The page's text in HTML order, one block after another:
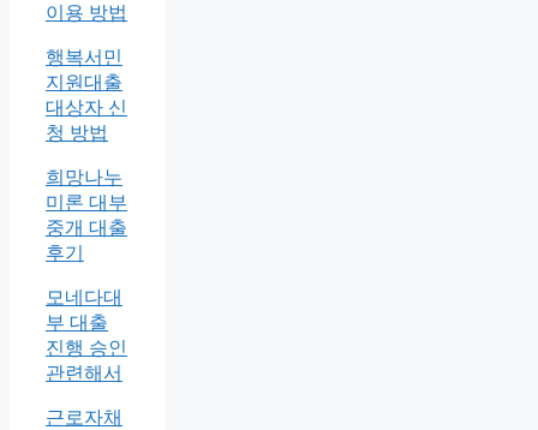
이용 방법
행복서민
지원대출
대상자 신
청 방법
희망나누
미론 대부
중개 대출
후기
모네다대
부 대출
진행 승인
관련해서
근로자채